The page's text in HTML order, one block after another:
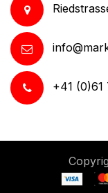
+41 (0)61